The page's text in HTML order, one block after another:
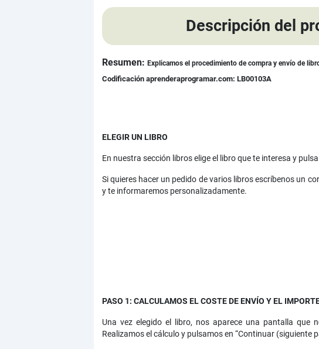
Descripción del
Resumen: Explicamos el procedimiento de compra y envío de
Codificación aprenderaprogramar.com: LB00103A
ELEGIR UN LIBRO
En nuestra sección libros elige el libro que te interesa y
Si quieres hacer un pedido de varios libros escríbenos un
y te informaremos personalizadamente.
PASO 1: CALCULAMOS EL COSTE DE ENVÍO Y EL
Una vez elegido el libro, nos aparece una pantalla que
Realizamos el cálculo y pulsamos en “Continuar (siguiente